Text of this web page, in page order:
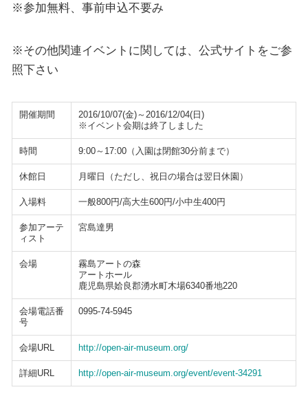
※参加無料、事前申込不要み
※その他関連イベントに関しては、公式サイトをご参
照下さい
開催期間
2016/10/07(金)～2016/12/04(日)
※イベント会期は終了しました
時間 9:00～17:00（入園は閉館30分前まで）
休館日 月曜日（ただし、祝日の場合は翌日休園）
入場料 一般800円/高大生600円/小中生400円
参加アーテ
ィスト
宮島達男
会場
霧島アートの森
アートホール
鹿児島県姶良郡湧水町木場6340番地220
会場電話番
号
0995-74-5945
会場URL http://open-air-museum.org/
詳細URL http://open-air-museum.org/event/event-34291